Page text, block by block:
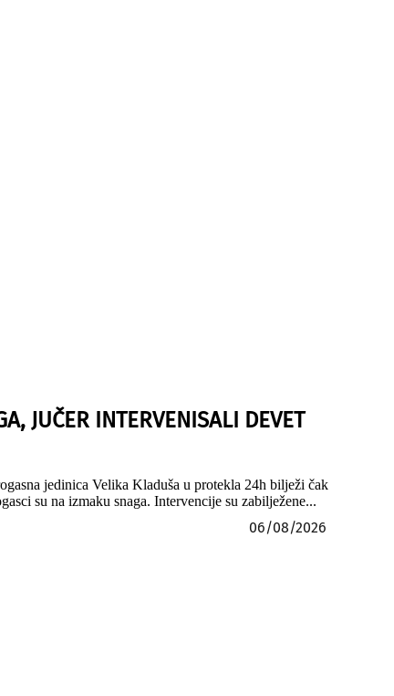
JUČER INTERVENISALI DEVET
jedinica Velika Kladuša u protekla 24h bilježi čak
su na izmaku snaga. Intervencije su zabilježene...
06/08/2026